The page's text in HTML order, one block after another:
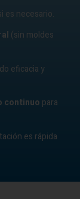
es necesario.
(sin moldes
eficacia y
continuo para
es rápida